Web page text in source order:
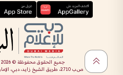
جميع الحقوق محفوظة ©2026
ص.ب 2710، طريق الشيخ زايد، دبي، الإمارات العربية المتحدة